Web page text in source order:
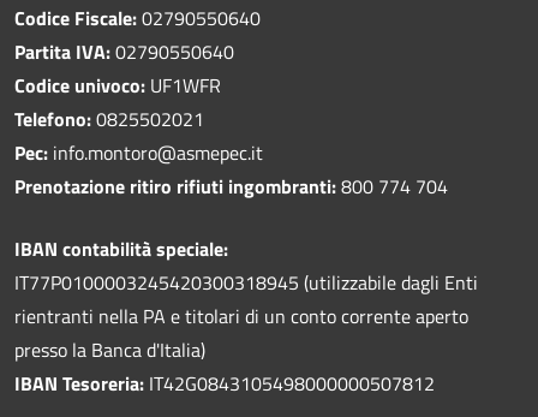
Codice Fiscale:02790550640
Partita IVA:02790550640
Codice univoco: UF1WFR
Telefono:0825502021
Pec: info.montoro@asmepec.it
Prenotazione ritiro rifiuti ingombranti:800 774 704
IBAN contabilità speciale:
IT77P0100003245420300318945 (utilizzabile dagli Enti
rientranti nella PA e titolari di un conto corrente aperto
presso la Banca d'Italia)
IBAN Tesoreria: IT42G0843105498000000507812